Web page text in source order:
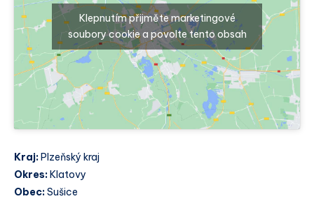
Klepnutím přijměte marketingové
soubory cookie a povolte tento obsah
Kraj: Plzeňský kraj
Okres: Klatovy
Obec:Sušice